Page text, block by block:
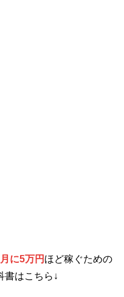
月に5万円 ほど稼ぐための
書はこちら↓